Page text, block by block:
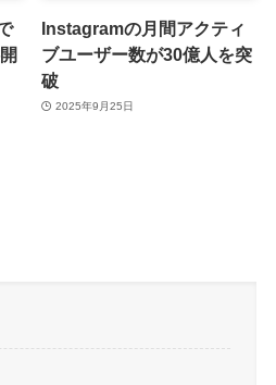
Instagramの月間アクティ
ブユーザー数が30億人を突
破
2025年9月25日